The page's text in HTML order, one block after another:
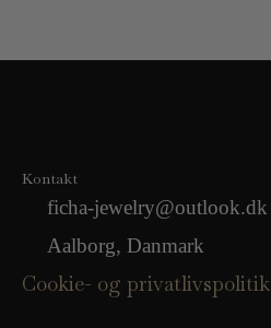
Kontakt
ficha-jewelry@outlook.dk
Aalborg, Danmark
Cookie- og privatlivspolitik